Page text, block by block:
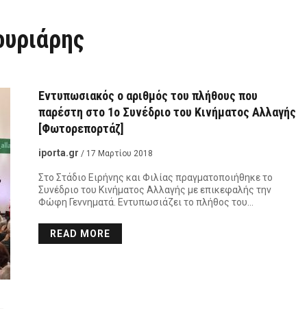
Εντυπωσιακός ο αριθμός του πλήθους που
παρέστη στο 1ο Συνέδριο του Κινήματος Αλλαγής
[Φωτορεπορτάζ]
iporta.gr / 17 Μαρτίου 2018
Στο Στάδιο Ειρήνης και Φιλίας πραγματοποιήθηκε το
Συνέδριο του Κινήματος Αλλαγής με επικεφαλής την
Φώφη Γεννηματά. Εντυπωσιάζει το πλήθος του…
READ MORE